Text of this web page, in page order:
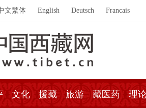
文繁体 English Deutsch Francais
文化 援藏 旅游 藏医药 理